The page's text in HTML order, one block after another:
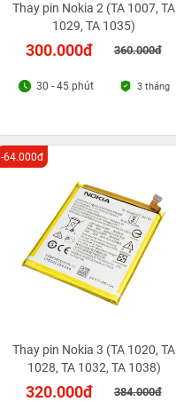
Thay pin Nokia 2 (TA 1007, TA
1029, TA 1035)
300.000đ 360.000đ
30 - 45 phút 3 tháng
Thay pin Nokia 3 (TA 1020, TA
1028, TA 1032, TA 1038)
320.000đ 384.000đ
-64.000đ